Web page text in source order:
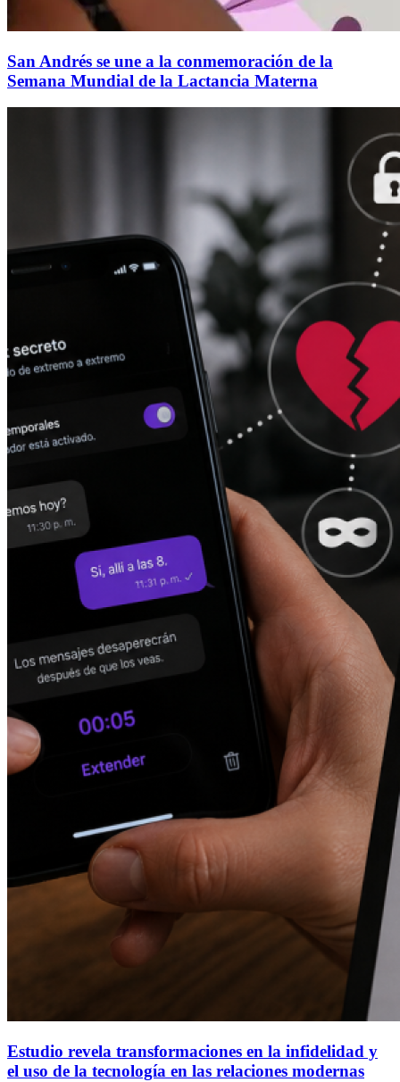
San Andrés se une a la conmemoración de la
Semana Mundial de la Lactancia Materna
Estudio revela transformaciones en la infidelidad y
el uso de la tecnología en las relaciones modernas